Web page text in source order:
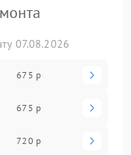
07.08.2026
675 р
675 р
720 р